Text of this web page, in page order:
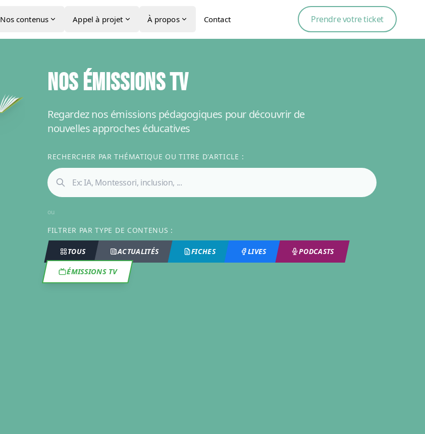
Nos contenus Appel à projet À propos Contact Prendre votre ticket
NOS ÉMISSIONS TV
Regardez nos émissions pédagogiques pour découvrir de
nouvelles approches éducatives
RECHERCHER PAR THÉMATIQUE OU TITRE D'ARTICLE :
ou
FILTRER PAR TYPE DE CONTENUS :
TOUS ACTUALITÉS FICHES LIVES PODCASTS
ÉMISSIONS TV